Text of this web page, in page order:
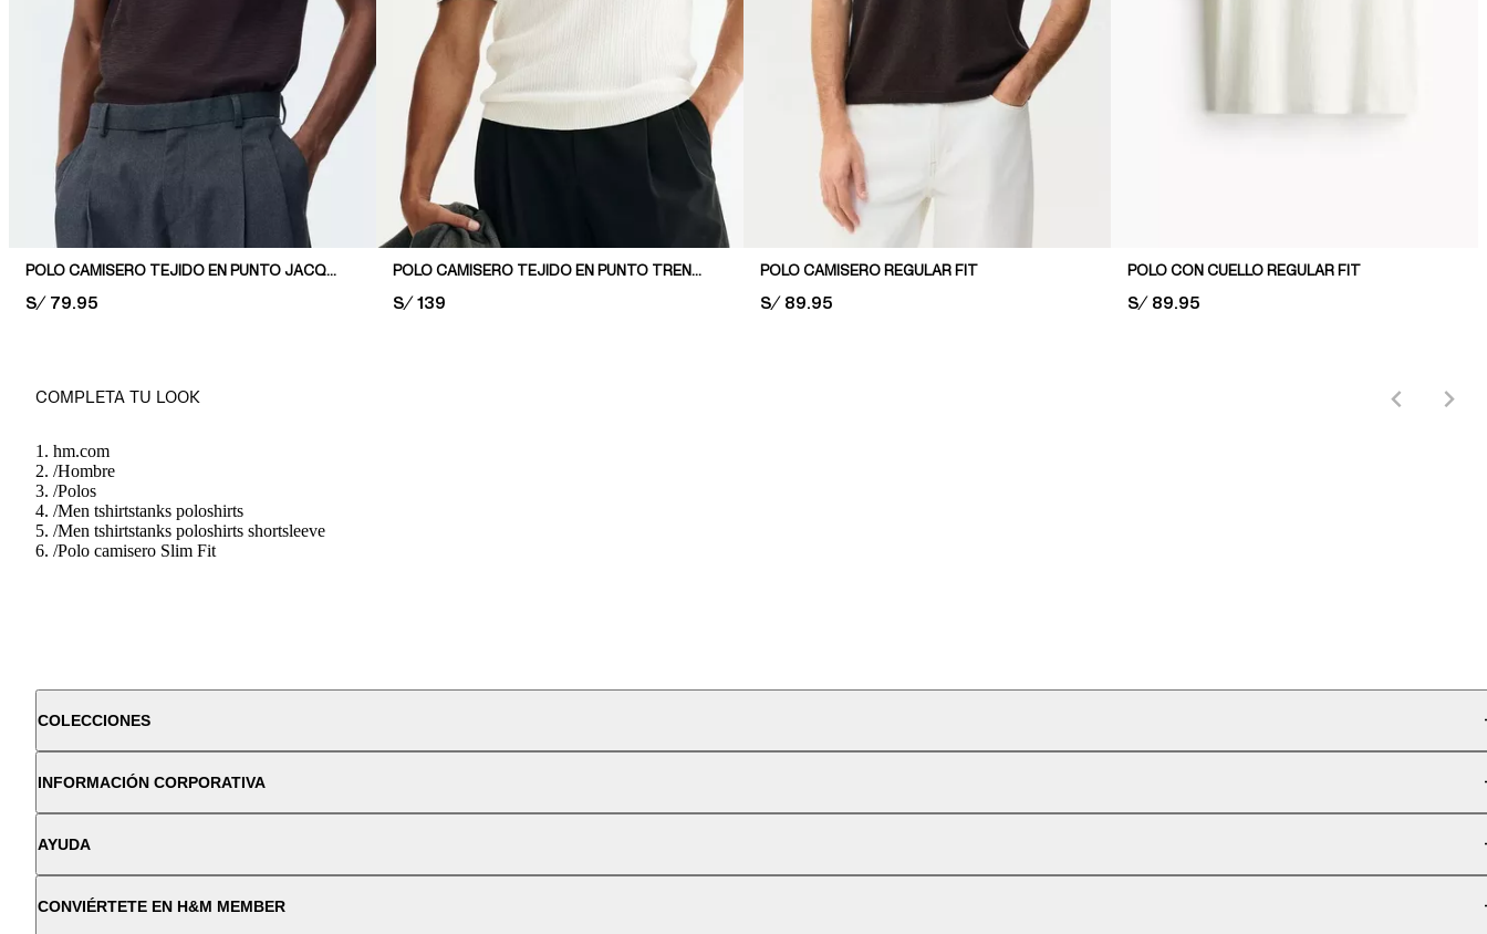
POLO CAMISERO TEJIDO EN PUNTO JACQUARD SLIM FIT
PRICE:
S/ 79.95
POLO CAMISERO TEJIDO EN PUNTO TRENZADO REGULAR FIT
PRICE:
S/ 139
POLO CAMISERO REGULAR FIT
PRICE:
S/ 89.95
POLO CON CUELLO REGULAR FIT
PRICE:
S/ 89.95
COMPLETA TU LOOK
hm.com
/Hombre
/Polos
/Men tshirtstanks poloshirts
/Men tshirtstanks poloshirts shortsleeve
/Polo camisero Slim Fit
COLECCIONES
INFORMACIÓN CORPORATIVA
AYUDA
CONVIÉRTETE EN H&M MEMBER